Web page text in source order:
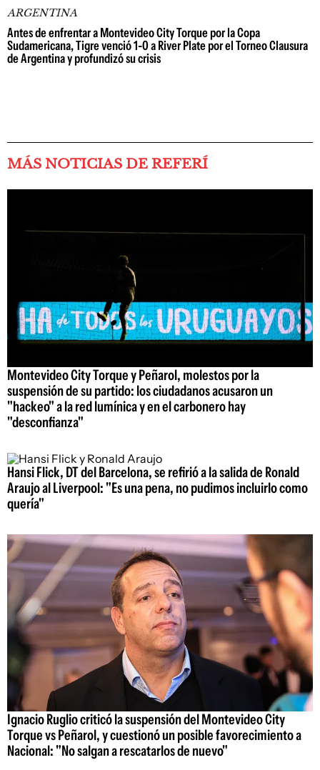
ARGENTINA
Antes de enfrentar a Montevideo City Torque por la Copa
Sudamericana, Tigre venció 1-0 a River Plate por el Torneo Clausura
de Argentina y profundizó su crisis
MÁS NOTICIAS DE REFERÍ
Montevideo City Torque y Peñarol, molestos por la
suspensión de su partido: los ciudadanos acusaron un
"hackeo" a la red lumínica y en el carbonero hay
"desconfianza"
Hansi Flick, DT del Barcelona, se refirió a la salida de Ronald
Araujo al Liverpool: "Es una pena, no pudimos incluirlo como
quería"
Ignacio Ruglio criticó la suspensión del Montevideo City
Torque vs Peñarol, y cuestionó un posible favorecimiento a
Nacional: "No salgan a rescatarlos de nuevo"